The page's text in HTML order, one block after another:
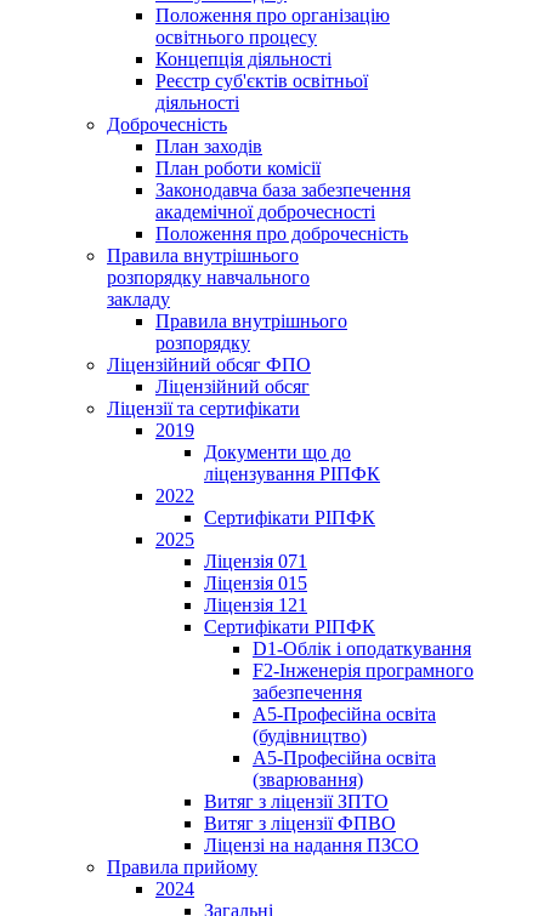
Положення про організацію
освітнього процесу
Концепція діяльності
Реєстр суб'єктів освітньої
діяльності
Доброчесність
План заходів
План роботи комісії
Законодавча база забезпечення
академічної доброчесності
Положення про доброчесність
Правила внутрішнього
розпорядку навчального
закладу
Правила внутрішнього
розпорядку
Ліцензійний обсяг ФПО
Ліцензійний обсяг
Ліцензії та сертифікати
2019
Документи що до
ліцензування РІПФК
2022
Сертифікати РІПФК
2025
Ліцензія 071
Ліцензія 015
Ліцензія 121
Сертифікати РІПФК
D1-Oблік і оподаткування
F2-Інженерія програмного
забезпечення
A5-Професійна освіта
(будівництво)
A5-Професійна освіта
(зварювання)
Витяг з ліцензії ЗПТО
Витяг з ліцензії ФПВО
Ліцензі на надання ПЗСО
Правила прийому
2024
Загальні